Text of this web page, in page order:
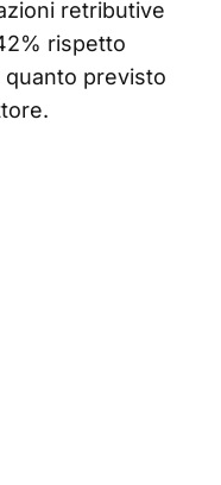
retributive
rispetto
quanto previsto